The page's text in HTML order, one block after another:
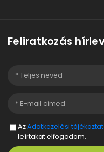
Feliratkozás
AzAdatkezelési
leírtakat elfogadom.